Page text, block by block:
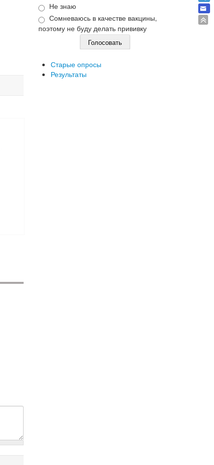
Не знаю
Сомневаюсь в качестве вакцины,
поэтому не буду делать прививку
Старые опросы
Результаты